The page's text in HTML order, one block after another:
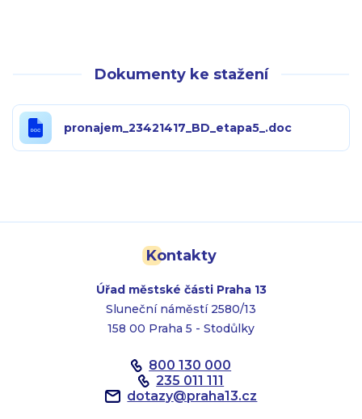
Dokumenty ke stažení
pronajem_23421417_BD_etapa5_.doc
Kontakty
Úřad městské části Praha 13
Sluneční náměstí 2580/13
158 00 Praha 5 - Stodůlky
800 130 000
235 011 111
dotazy@praha13.cz